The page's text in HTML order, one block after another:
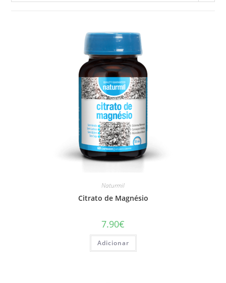
Naturmil
Citrato de Magnésio
7.90€
Adicionar